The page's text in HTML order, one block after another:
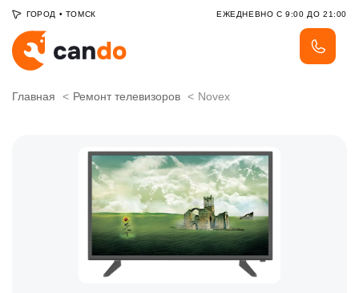
ГОРОД • ТОМСК ЕЖЕДНЕВНО С 9:00 ДО 21:00
Главная Ремонт телевизоров Novex